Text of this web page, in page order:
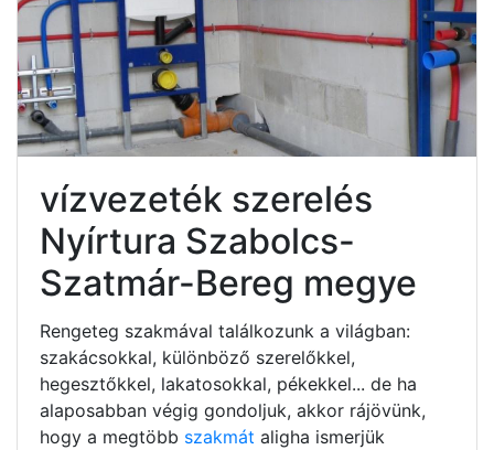
vízvezeték szerelés
Nyírtura Szabolcs-
Szatmár-Bereg megye
Rengeteg szakmával találkozunk a világban:
szakácsokkal, különböző szerelőkkel,
hegesztőkkel, lakatosokkal, pékekkel... de ha
alaposabban végig gondoljuk, akkor rájövünk,
hogy a megtöbb szakmát aligha ismerjük